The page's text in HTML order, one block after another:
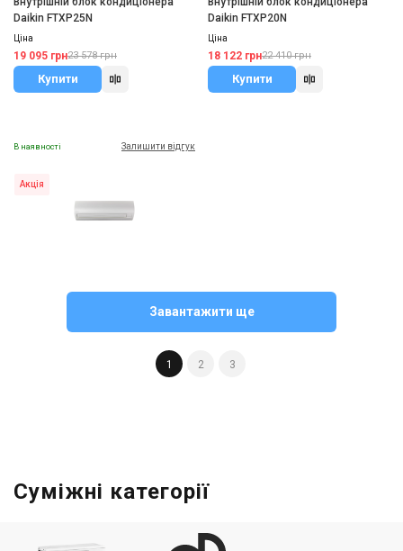
Daikin FTXP25N
Ціна
19 095 грн23 578 грн
Купити
Daikin FTXP20N
Ціна
18 122 грн22 410 грн
Купити
В наявності Залишити відгук
Акція
Внутрішній блок кондиціонера
Завантажити ще
1 2 3
Суміжні категорії